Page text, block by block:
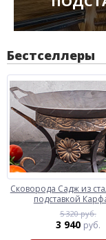
Бестселлеры
Сковорода Садж из
подставкой
5 320 руб.
3 940 руб.